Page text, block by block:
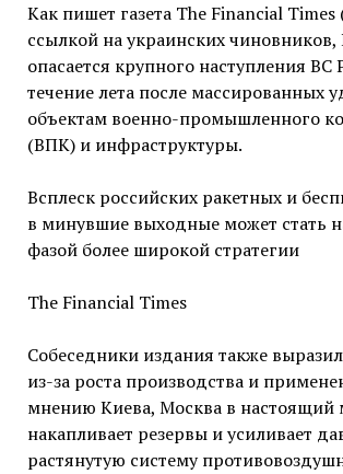
Как пишет газета The Financial Times
ссылкой на украинских чиновников,
опасается крупного наступления ВС
течение лета после массированных
объектам военно-промышленного
(ВПК) и инфраструктуры.
Всплеск российских ракетных и
в минувшие выходные может стать
фазой более широкой стратегии
The Financial Times
Собеседники издания также
из-за роста производства и
мнению Киева, Москва в настоящий
накапливает резервы и усиливает
растянутую систему